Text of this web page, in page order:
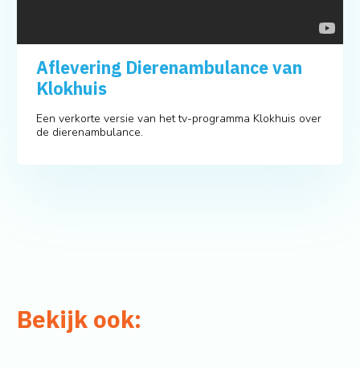
Aflevering Dierenambulance van
Klokhuis
Een verkorte versie van het tv-programma Klokhuis over
de dierenambulance.
Bekijk ook: